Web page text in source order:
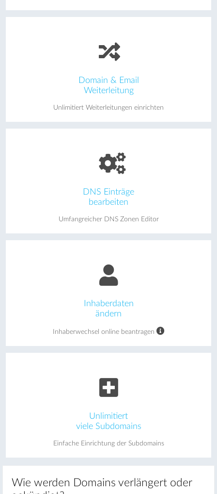
Domain & Email
Weiterleitung
Unlimitiert Weiterleitungen einrichten
DNS Einträge
bearbeiten
Umfangreicher DNS Zonen Editor
Inhaberdaten
ändern
Inhaberwechsel online beantragen
Unlimitiert
viele Subdomains
Einfache Einrichtung der Subdomains
Wie werden Domains verlängert oder